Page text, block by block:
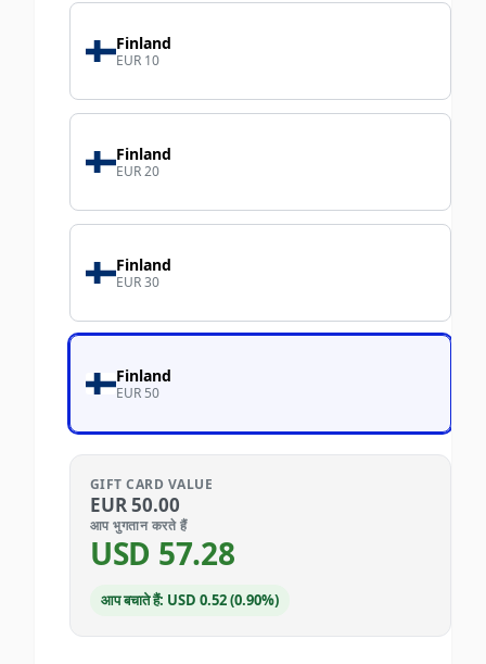
Finland
EUR 10
Finland
EUR 20
Finland
EUR 30
Finland
EUR 50
GIFT CARD VALUE
EUR50.00
आप भुगतान करते हैं
USD 57.28
आप बचाते हैं: USD 0.52 (0.90%)